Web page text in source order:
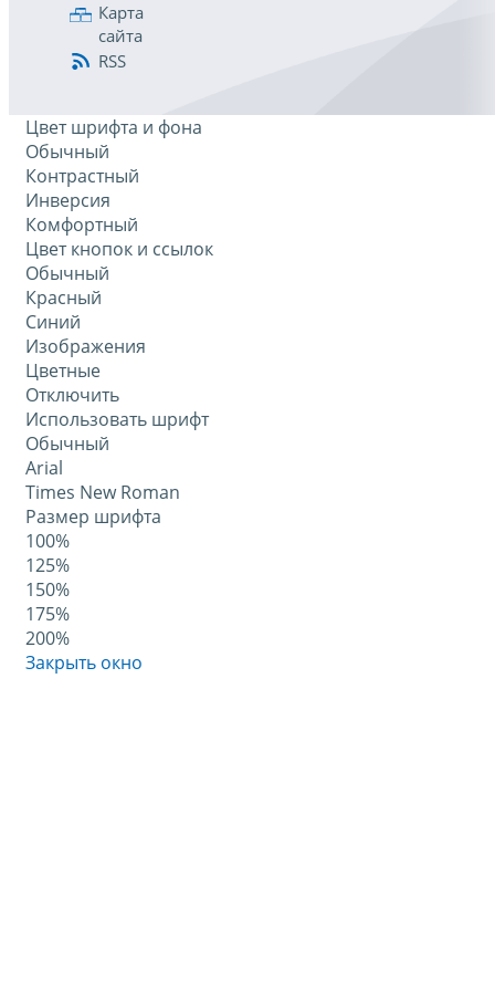
Карта
сайта
RSS
Цвет шрифта и фона
Обычный
Контрастный
Инверсия
Комфортный
Цвет кнопок и ссылок
Обычный
Красный
Синий
Изображения
Цветные
Отключить
Использовать шрифт
Обычный
Arial
Times New Roman
Размер шрифта
100%
125%
150%
175%
200%
Закрыть окно